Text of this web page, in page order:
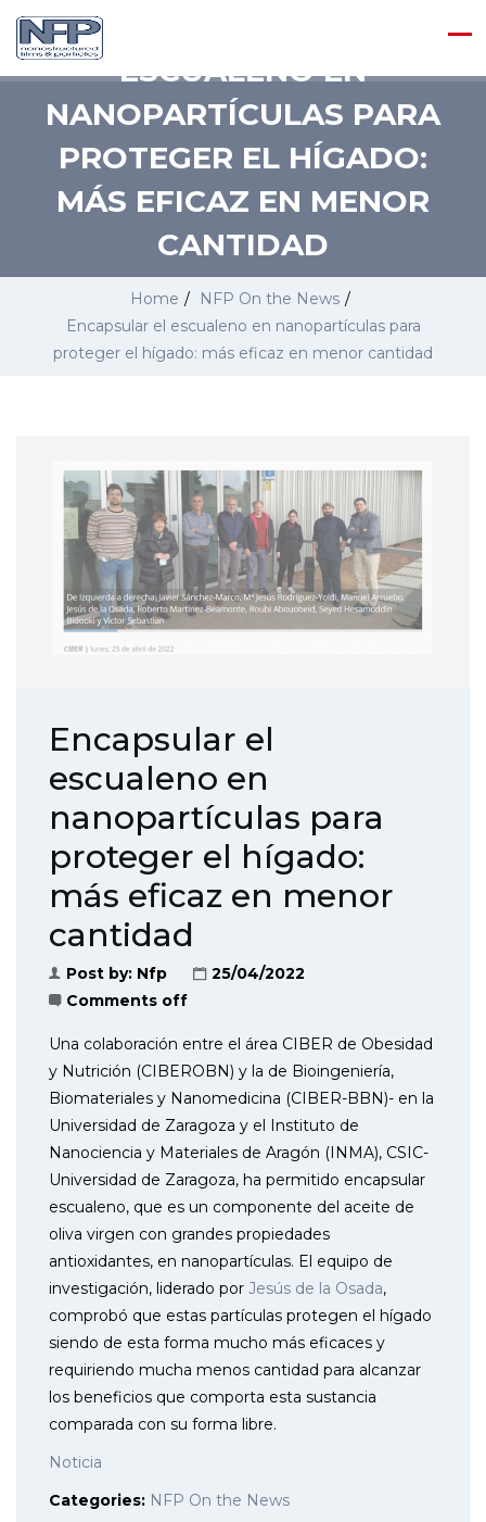
ESCUALENO EN
NANOPARTÍCULAS PARA
PROTEGER EL HÍGADO:
MÁS EFICAZ EN MENOR
CANTIDAD
Home / NFP On the News /
Encapsular el escualeno en nanopartículas para
proteger el hígado: más eficaz en menor cantidad
Encapsular el
escualeno en
nanopartículas para
proteger el hígado:
más eficaz en menor
cantidad
Post by: Nfp
25/04/2022
Comments off
Una colaboración entre el área CIBER de Obesidad
y Nutrición (CIBEROBN) y la de Bioingeniería,
Biomateriales y Nanomedicina (CIBER-BBN)- en la
Universidad de Zaragoza y el Instituto de
Nanociencia y Materiales de Aragón (INMA), CSIC-
Universidad de Zaragoza, ha permitido encapsular
escualeno, que es un componente del aceite de
oliva virgen con grandes propiedades
antioxidantes, en nanopartículas. El equipo de
investigación, liderado por Jesús de la Osada,
comprobó que estas partículas protegen el hígado
siendo de esta forma mucho más eficaces y
requiriendo mucha menos cantidad para alcanzar
los beneficios que comporta esta sustancia
comparada con su forma libre.
Noticia
Categories: NFP On the News